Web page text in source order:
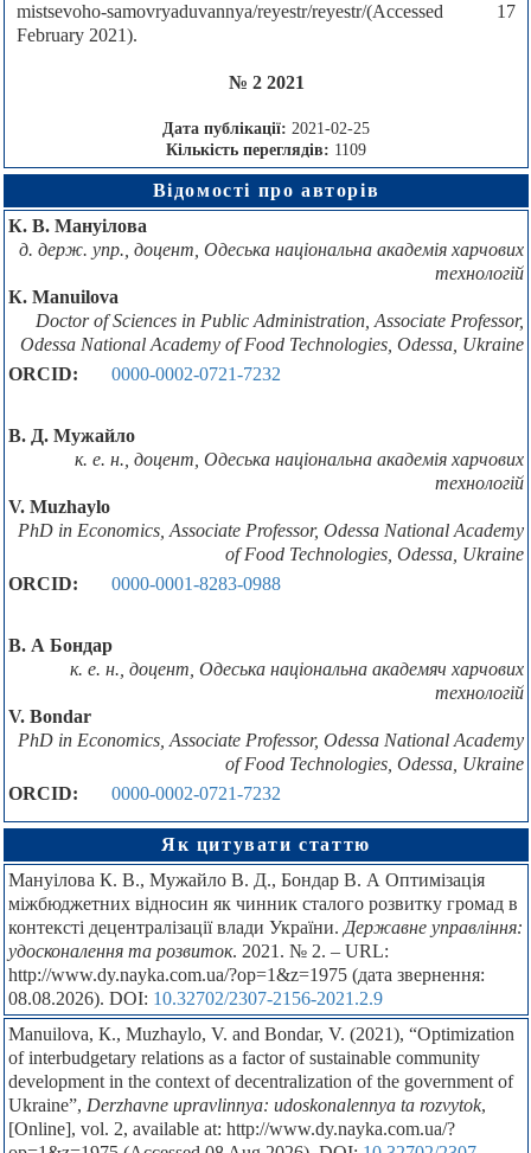
mistsevoho-samovryaduvannya/reyestr/reyestr/(Accessed 17
February 2021).
№ 2 2021
Дата публікації: 2021-02-25
Кількість переглядів: 1109
Відомості про авторів
К. В. Мануілова
д. держ. упр., доцент, Одеська національна академія харчових
технологій
К. Manuilova
Doctor of Sciences in Public Administration, Associate Professor,
Odessa National Academy of Food Technologies, Odessa, Ukraine
ORCID:
0000-0002-0721-7232
B. Д. Мужайло
к. е. н., доцент, Одеська національна академія харчових
технологій
V. Muzhaylo
PhD in Economics, Associate Professor, Odessa National Academy
of Food Technologies, Odessa, Ukraine
ORCID:
0000-0001-8283-0988
В. А Бондар
к. е. н., доцент, Одеська національна академяч харчових
технологій
V. Bondar
PhD in Economics, Associate Professor, Odessa National Academy
of Food Technologies, Odessa, Ukraine
ORCID:
0000-0002-0721-7232
Як цитувати статтю
Мануілова К. В., Мужайло B. Д., Бондар В. А Оптимізація
міжбюджетних відносин як чинник сталого розвитку громад в
контексті децентралізації влади України. Державне управління:
удосконалення та розвиток. 2021. № 2. – URL:
http://www.dy.nayka.com.ua/?op=1&z=1975 (дата звернення:
08.08.2026). DOI: 10.32702/2307-2156-2021.2.9
Manuilova, К., Muzhaylo, V. and Bondar, V. (2021), “Optimization
of interbudgetary relations as a factor of sustainable community
development in the context of decentralization of the government of
Ukraine”, Derzhavne upravlinnya: udoskonalennya ta rozvytok,
[Online], vol. 2, available at: http://www.dy.nayka.com.ua/?